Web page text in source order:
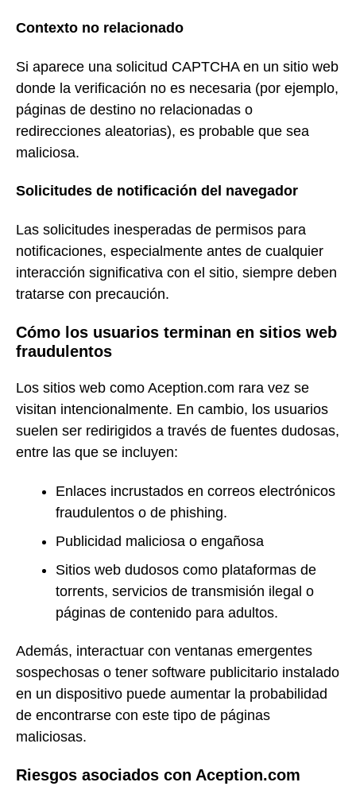
Contexto no relacionado
Si aparece una solicitud CAPTCHA en un sitio web
donde la verificación no es necesaria (por ejemplo,
páginas de destino no relacionadas o
redirecciones aleatorias), es probable que sea
maliciosa.
Solicitudes de notificación del navegador
Las solicitudes inesperadas de permisos para
notificaciones, especialmente antes de cualquier
interacción significativa con el sitio, siempre deben
tratarse con precaución.
Cómo los usuarios terminan en sitios web
fraudulentos
Los sitios web como Aception.com rara vez se
visitan intencionalmente. En cambio, los usuarios
suelen ser redirigidos a través de fuentes dudosas,
entre las que se incluyen:
Enlaces incrustados en correos electrónicos
fraudulentos o de phishing.
Publicidad maliciosa o engañosa
Sitios web dudosos como plataformas de
torrents, servicios de transmisión ilegal o
páginas de contenido para adultos.
Además, interactuar con ventanas emergentes
sospechosas o tener software publicitario instalado
en un dispositivo puede aumentar la probabilidad
de encontrarse con este tipo de páginas
maliciosas.
Riesgos asociados con Aception.com